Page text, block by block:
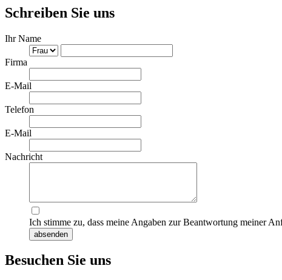
Schreiben Sie uns
Ihr Name
Firma
E-Mail
Telefon
E-Mail
Nachricht
Ich stimme zu, dass meine Angaben zur Beantwortung meiner
absenden
Besuchen Sie uns